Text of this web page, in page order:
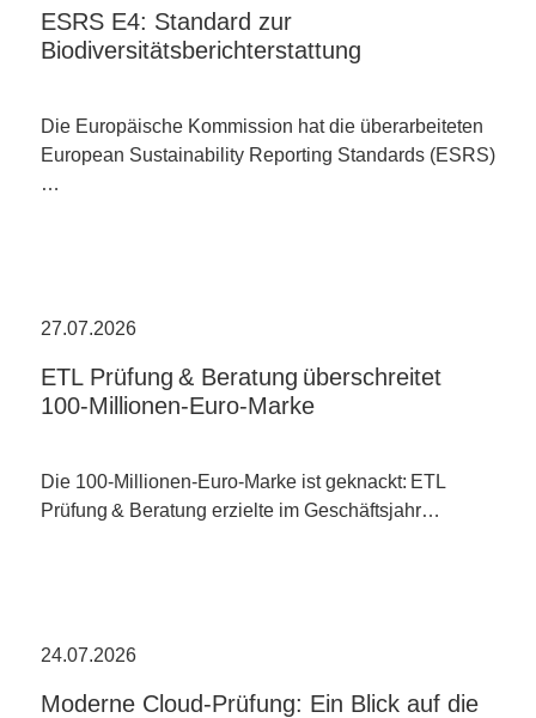
ESRS E4: Standard zur
Biodiversitätsberichterstattung
Die Europäische Kommission hat die überarbeiteten
European Sustainability Reporting Standards (ESRS)
…
27.07.2026
ETL Prüfung & Beratung überschreitet
100-Millionen-Euro-Marke
Die 100-Millionen-Euro-Marke ist geknackt: ETL
Prüfung & Beratung erzielte im Geschäftsjahr…
24.07.2026
Moderne Cloud-Prüfung: Ein Blick auf die